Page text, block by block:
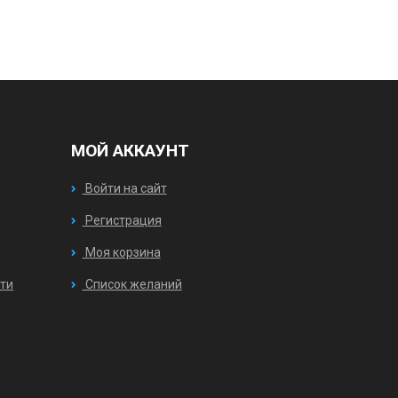
МОЙ АККАУНТ
Войти на сайт
Регистрация
Моя корзина
Список желаний